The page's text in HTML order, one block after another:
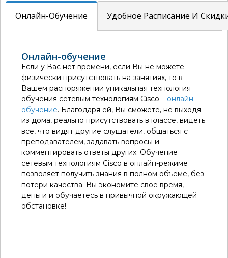
Онлайн-Обучение Удобное Расписание И
Онлайн-обучение
Если у Вас нет времени, если Вы не можете
физически присутствовать на занятиях, то в
Вашем распоряжении уникальная технология
обучения сетевым технологиям Cisco – онлайн-
обучение. Благодаря ей, Вы сможете, не выходя
из дома, реально присутствовать в классе, видеть
все, что видят другие слушатели, общаться с
преподавателем, задавать вопросы и
комментировать ответы других. Обучение
сетевым технологиям Cisco в онлайн-режиме
позволяет получить знания в полном объеме, без
потери качества. Вы экономите свое время,
деньги и обучаетесь в привычной окружающей
обстановке!